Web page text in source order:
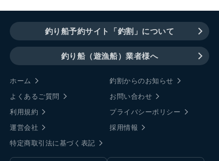
釣り船予約サイト「釣割」について
釣り船（遊漁船）業者様へ
ホーム
釣割からのお知らせ
よくあるご質問
お問い合わせ
利用規約
プライバシーポリシー
運営会社
採用情報
特定商取引法に基づく表記